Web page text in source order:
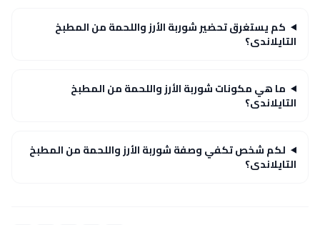
كم يستغرق تحضير شوربة الأرز واللحمة من المطبخ
التايلاندى؟
ما هي مكونات شوربة الأرز واللحمة من المطبخ
التايلاندى؟
لكم شخص تكفي وصفة شوربة الأرز واللحمة من المطبخ
التايلاندى؟